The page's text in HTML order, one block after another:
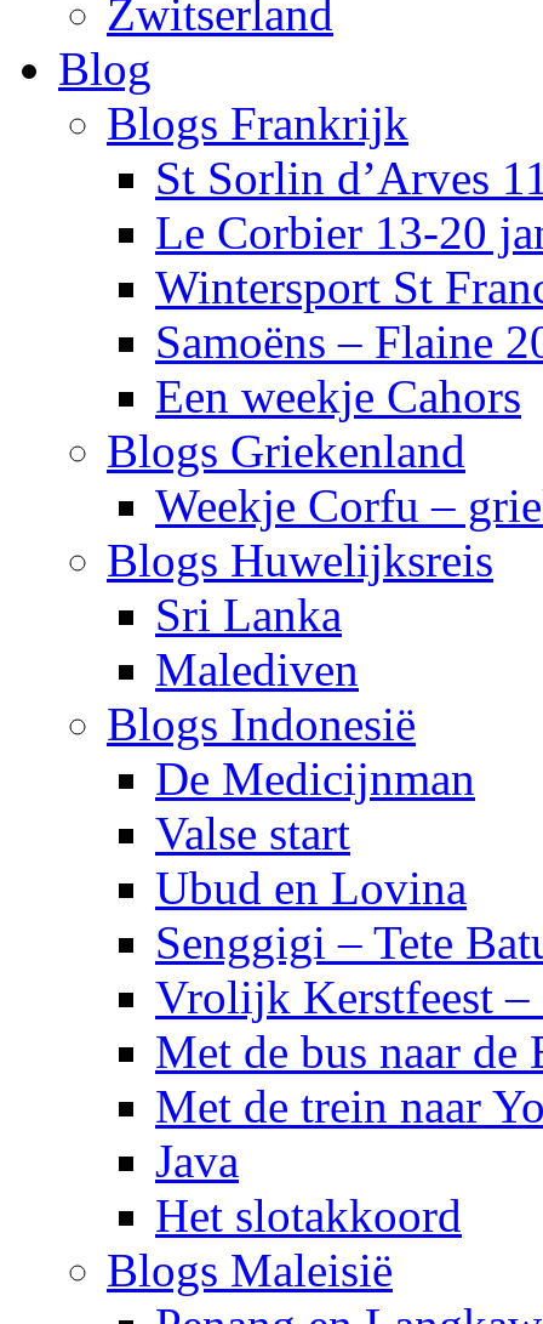
Zwitserland
Blog
Blogs Frankrijk
St Sorlin d’Arves
Le Corbier 13-20
Wintersport St
Samoëns – Flaine
Een weekje Cahors
Blogs Griekenland
Weekje Corfu –
Blogs Huwelijksreis
Sri Lanka
Malediven
Blogs Indonesië
De Medicijnman
Valse start
Ubud en Lovina
Senggigi – Tete
Vrolijk Kerstfeest –
Met de bus naar
Met de trein naar
Java
Het slotakkoord
Blogs Maleisië